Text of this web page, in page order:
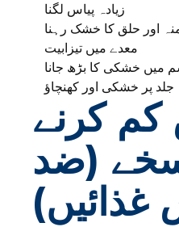
زیادہ پیاس لگنا
اور حلق کا خشک رہنا
معدے میں تیزابیت
میں خشکی کا بڑھ جانا
جلد پر خشکی اور کھنچاؤ
کم کرنے
(ضد